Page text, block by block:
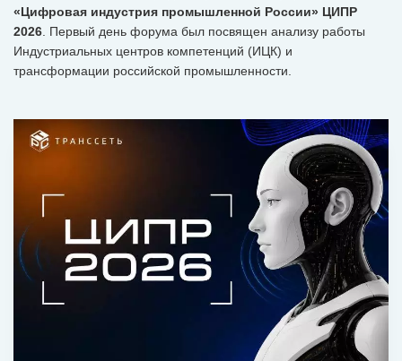
«Цифровая индустрия промышленной России» ЦИПР
2026 . Первый день форума был посвящен анализу работы
Индустриальных центров компетенций (ИЦК) и
трансформации российской промышленности.